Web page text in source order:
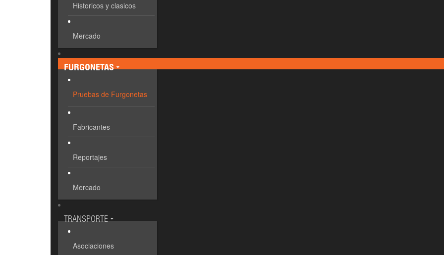
Historicos y clasicos
Mercado
FURGONETAS
Pruebas de Furgonetas
Fabricantes
Reportajes
Mercado
TRANSPORTE
Asociaciones